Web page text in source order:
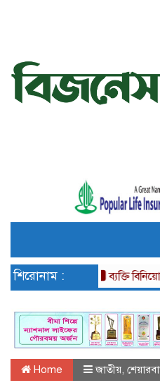
শিরোনাম : ব্যক্তি বিনিয়োগ
Home জাতীয়